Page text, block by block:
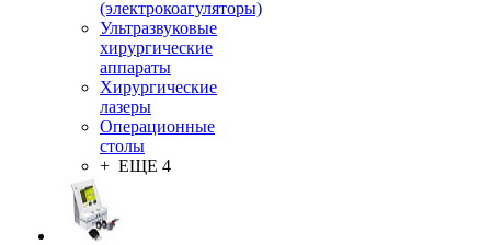
(электрокоагуляторы)
Ультразвуковые
хирургические
аппараты
Хирургические
лазеры
Операционные
столы
+ ЕЩЕ 4